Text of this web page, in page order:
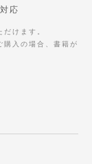
応
けます。
購入の場合、書籍が